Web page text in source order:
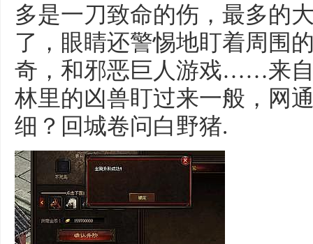
多是一刀致命的伤，最多的
了，眼睛还警惕地盯着周围
奇，和邪恶巨人游戏……来
林里的凶兽盯过来一般，网
细？回城卷问白野猪.